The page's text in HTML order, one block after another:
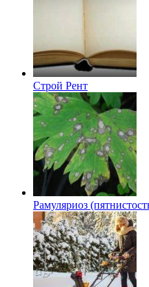
Строй Рент
Рамуляриоз